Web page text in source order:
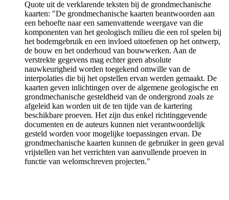
Quote uit de verklarende teksten bij de grondmechanische
kaarten: "De grondmechanische kaarten beantwoorden aan
een behoefte naar een samenvattende weergave van die
komponenten van het geologisch milieu die een rol spelen bij
het bodemgebruik en een invloed uitoefenen op het ontwerp,
de bouw en het onderhoud van bouwwerken. Aan de
verstrekte gegevens mag echter geen absolute
nauwkeurigheid worden toegekend omwille van de
interpolaties die bij het opstellen ervan werden gemaakt. De
kaarten geven inlichtingen over de algemene geologische en
grondmechanische gesteldheid van de ondergrond zoals ze
afgeleid kan worden uit de ten tijde van de kartering
beschikbare proeven. Het zijn dus enkel richtinggevende
documenten en de auteurs kunnen niet verantwoordelijk
gesteld worden voor mogelijke toepassingen ervan. De
grondmechanische kaarten kunnen de gebruiker in geen geval
vrijstellen van het verrichten van aanvullende proeven in
functie van welomschreven projecten."